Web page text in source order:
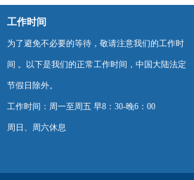
工作时间
为了避免不必要的等待，敬请注意我们的工作时
间 。以下是我们的正常工作时间，中国大陆法定
节假日除外。
工作时间：周一至周五 早8：30-晚6：00
周日、周六休息